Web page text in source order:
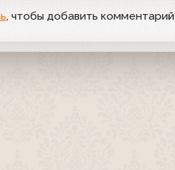
, чтобы добавить комментарий